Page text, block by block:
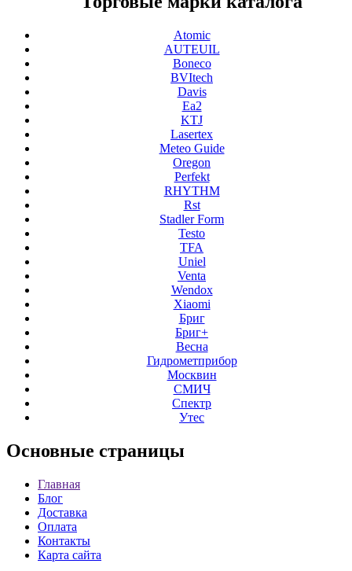
Atomic
AUTEUIL
Boneco
BVItech
Davis
Ea2
KTJ
Lasertex
Meteo Guide
Oregon
Perfekt
RHYTHM
Rst
Stadler Form
Testo
TFA
Uniel
Venta
Wendox
Xiaomi
Бриг
Бриг+
Весна
Гидрометприбор
Москвин
СМИЧ
Спектр
Утес
Основные страницы
Главная
Блог
Доставка
Оплата
Контакты
Карта сайта